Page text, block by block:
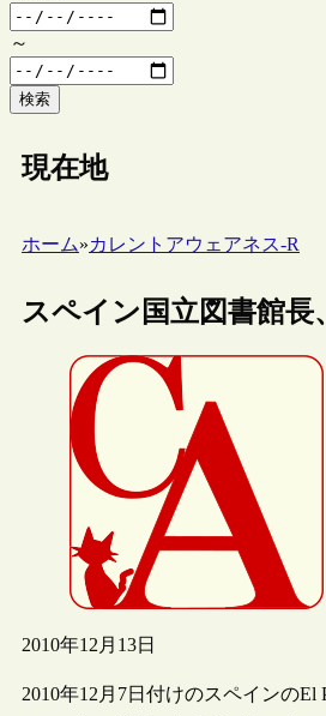
～
検索
現在地
ホーム»カレントアウェアネス-R
スペイン国立図書館長
2010年12月13日
2010年12月7日付けのスペインの